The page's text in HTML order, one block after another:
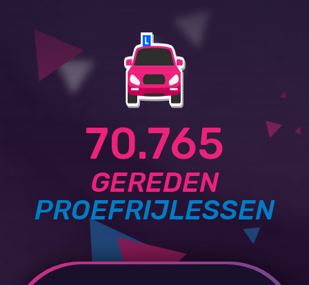
70.765
GEREDEN
PROEFRIJLESSEN